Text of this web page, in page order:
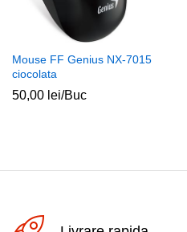
Mouse FF Genius NX-7015
ciocolata
50,00 lei/Buc